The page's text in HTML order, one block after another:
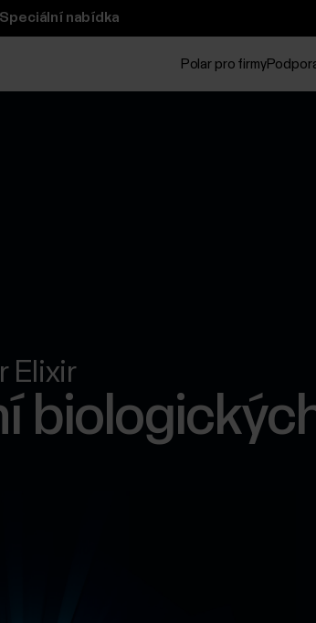
nabídka
Polar pro firmy
Elixir